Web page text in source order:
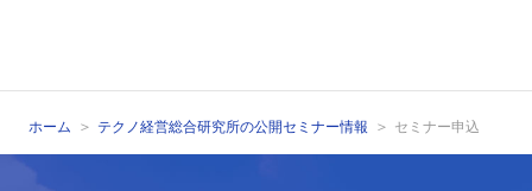
ホーム テクノ経営総合研究所の公開セミナー情報 セミナー申込